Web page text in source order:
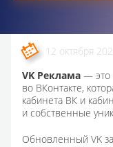
12 октября
VK Реклама — это
во ВКонтакте,
кабинета ВК и
и собственные
Обновленный VK